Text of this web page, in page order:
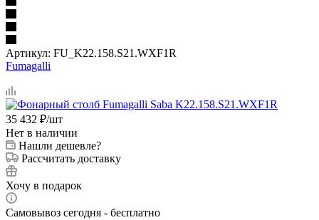
Артикул: FU_K22.158.S21.WXF1R
Fumagalli
35 432 ₽/шт
Нет в наличии
Нашли дешевле?
Рассчитать доставку
Хочу в подарок
Самовывоз сегодня - бесплатно